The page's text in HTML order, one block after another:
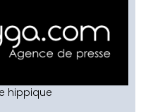
hippique